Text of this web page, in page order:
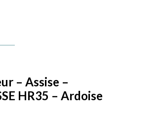
– Assise –
HR35 – Ardoise